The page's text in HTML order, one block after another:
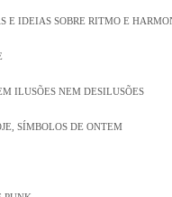
E IDEIAS SOBRE RITMO E
ILUSÕES NEM DESILUSÕES
SÍMBOLOS DE ONTEM